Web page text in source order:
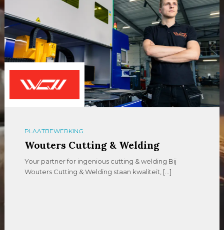
PLAATBEWERKING
Wouters Cutting & Welding
Your partner for ingenious cutting & welding Bij
Wouters Cutting & Welding staan kwaliteit, […]